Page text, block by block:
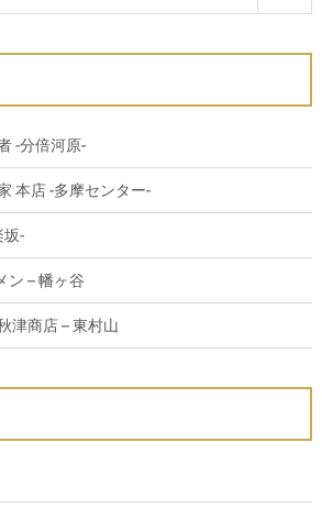
-分倍河原-
本店 -多摩センター-
坂-
ン – 幡ヶ谷
津商店 – 東村山